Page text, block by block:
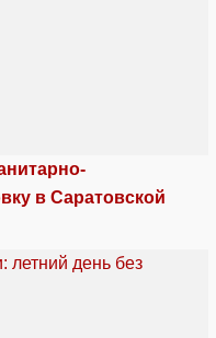
в Саратовской